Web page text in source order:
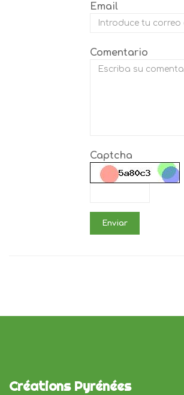
Email
Comentario
Captcha
Enviar
Créations Pyrénées